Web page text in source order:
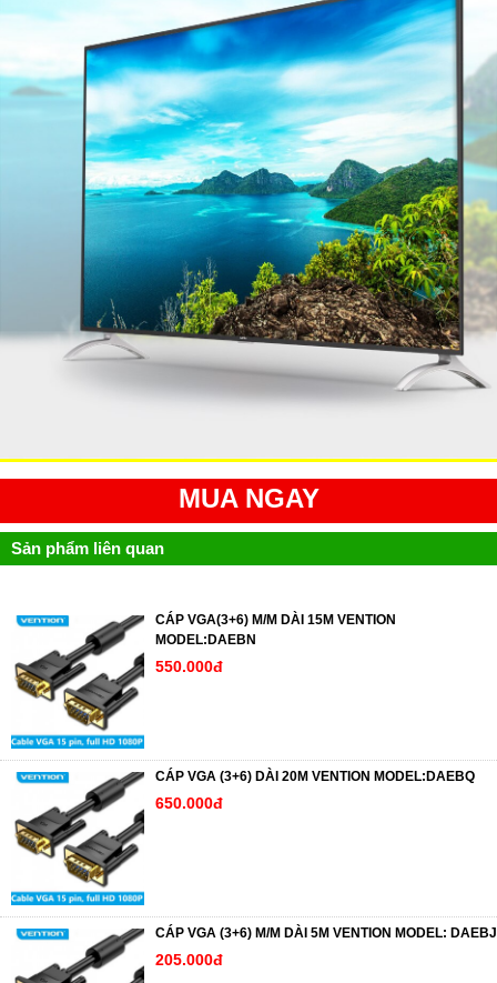
MUA NGAY
Sản phẩm liên quan
CÁP VGA(3+6) M/M DÀI 15M VENTION
MODEL:DAEBN
550.000đ
CÁP VGA (3+6) DÀI 20M VENTION MODEL:DAEBQ
650.000đ
CÁP VGA (3+6) M/M DÀI 5M VENTION MODEL: DAEBJ
205.000đ